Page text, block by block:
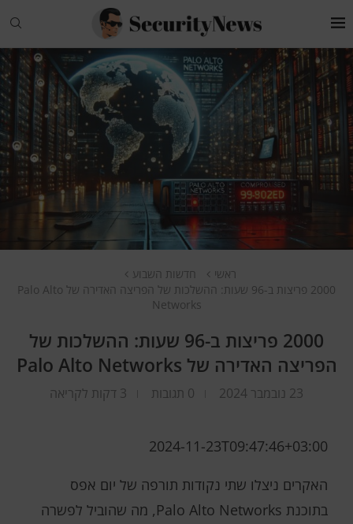
ראשי
חדשות השבוע
2000 פריצות ב-96 שעות: ההשלכות של הפריצה האדירה של Palo Alto
Networks
2000 פריצות ב-96 שעות: ההשלכות של
הפריצה האדירה של Palo Alto Networks
23 נובמבר 2024 0 תגובות 3 דקות לקריאה
2024-11-23T09:47:46+03:00
האקרים ניצלו שתי נקודות תורפה של יום אפס
בתוכנת Palo Alto Networks, מה שהוביל לפשרה